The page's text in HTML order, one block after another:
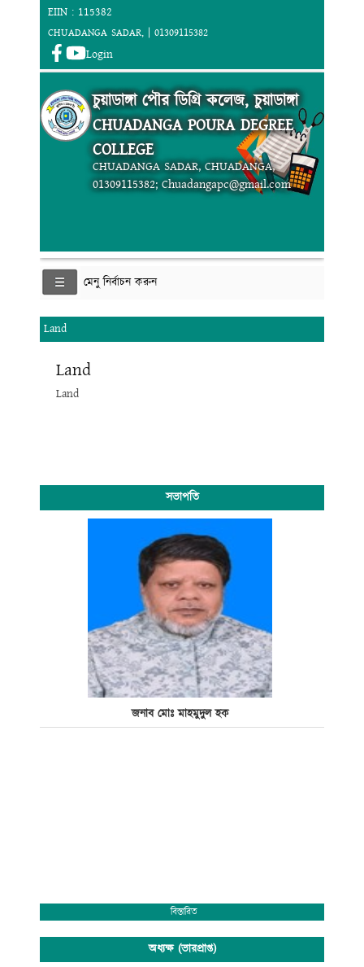
EIIN : 115382
CHUADANGA SADAR, | 01309115382
Login
চুয়াডাঙ্গা পৌর ডিগ্রি কলেজ, চুয়াডাঙ্গা
CHUADANGA POURA DEGREE
COLLEGE
CHUADANGA SADAR, CHUADANGA,
01309115382; Chuadangapc@gmail.com
মেনু নির্বাচন করুন
Land
Land
Land
সভাপতি
জনাব মোঃ মাহমুদুল হক
বিস্তারিত
অধ্যক্ষ (ভারপ্রাপ্ত)